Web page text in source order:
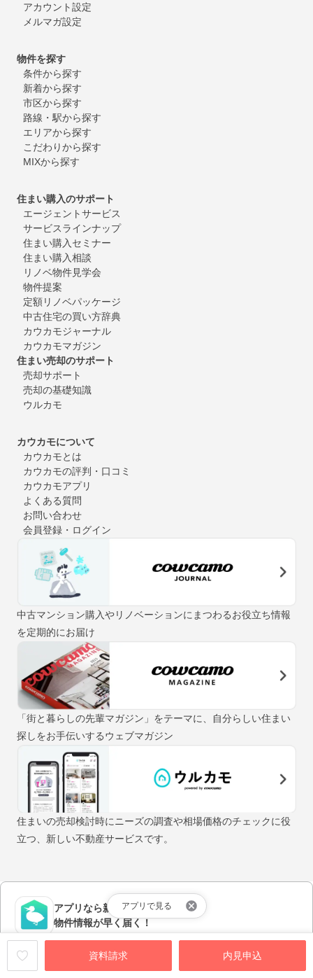
資料請求 内見申込
アプリで見る
アカウント設定
メルマガ設定
物件を探す
条件から探す
新着から探す
市区から探す
路線・駅から探す
エリアから探す
こだわりから探す
MIXから探す
住まい購入のサポート
エージェントサービス
サービスラインナップ
住まい購入セミナー
住まい購入相談
リノベ物件見学会
物件提案
定額リノベパッケージ
中古住宅の買い方辞典
カウカモジャーナル
カウカモマガジン
住まい売却のサポート
売却サポート
売却の基礎知識
ウルカモ
カウカモについて
カウカモとは
カウカモの評判・口コミ
カウカモアプリ
よくある質問
お問い合わせ
会員登録・ログイン
中古マンション購入やリノベーションにまつわるお役立ち情報
を定期的にお届け
「街と暮らしの先輩マガジン」をテーマに、自分らしい住まい
探しをお手伝いするウェブマガジン
住まいの売却検討時にニーズの調査や相場価格のチェックに役
立つ、新しい不動産サービスです。
アプリなら新着の
物件情報が早く届く！
アプリをダウンロードする